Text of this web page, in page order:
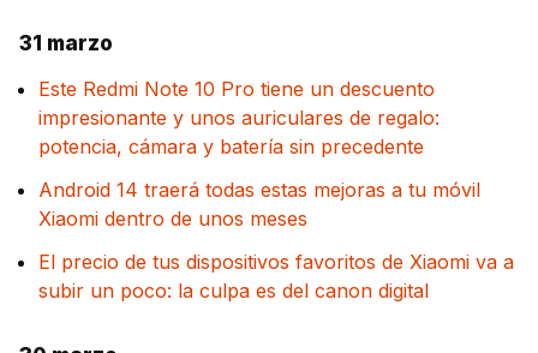
31 marzo
Este Redmi Note 10 Pro tiene un descuento
impresionante y unos auriculares de regalo:
potencia, cámara y batería sin precedente
Android 14 traerá todas estas mejoras a tu móvil
Xiaomi dentro de unos meses
El precio de tus dispositivos favoritos de Xiaomi va a
subir un poco: la culpa es del canon digital